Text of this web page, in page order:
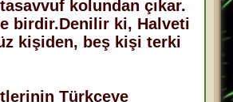
kolundan çıkar.
birdir.Denilir ki, Halveti
kişiden, beş kişi terki
Türkçeye